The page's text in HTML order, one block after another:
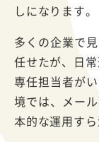
しになります。
多くの企業で
任せたが、日
専任担当者が
境では、メー
本的な運用すら